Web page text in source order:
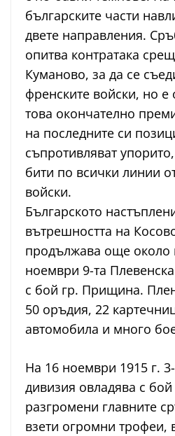
българските части
двете направления.
опитва контратака
Куманово, за да се
френските войски, но е
това окончателно
на последните си
съпротивляват
бити по всички линии
войски.
Българското
вътрешността на
продължава още около
ноември 9-та
с бой гр. Прищина.
50 оръдия, 22
автомобила и много
На 16 ноември 1915 г.
дивизия овладява с
разгромени главните
взети огромни трофеи,